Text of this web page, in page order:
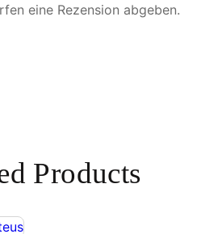
eine Rezension abgeben.
Products